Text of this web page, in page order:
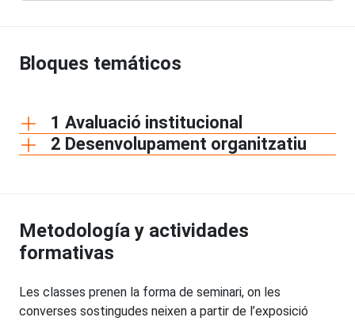
Bloques temáticos
1 Avaluació institucional
2 Desenvolupament organitzatiu
Metodología y actividades
formativas
Les classes prenen la forma de seminari, on les
converses sostingudes neixen a partir de l’exposició